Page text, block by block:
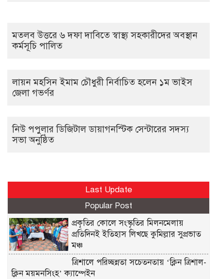
মতলব উত্তরে ৬ দফা দাবিতে স্বাস্থ্য সহকারীদের অবস্থান
কর্মসূচি পালিত
লায়ন মহসিন ইমাম চৌধুরী নির্বাচিত হলেন ১ম ভাইস
জেলা গভর্ণর
নিউ পপুলার ডিজিটাল ডায়াগনস্টিক সেন্টারের সদস্য
সভা অনুষ্ঠিত
Last Update
Popular Post
প্রকৃতির কোলে সংস্কৃতির মিলনমেলায়
প্রতিদিনই ইতিহাস লিখছে কুমিল্লার সুপ্রভাত
মঞ্চ
ত্রিশালে পরিচ্ছন্নতা সচেতনতায় ‘ক্লিন ত্রিশাল-
ক্লিন ময়মনসিংহ’ ক্যাম্পেইন